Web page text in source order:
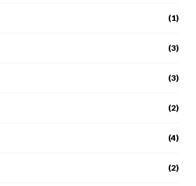
(1)
(3)
(3)
(2)
(4)
(2)